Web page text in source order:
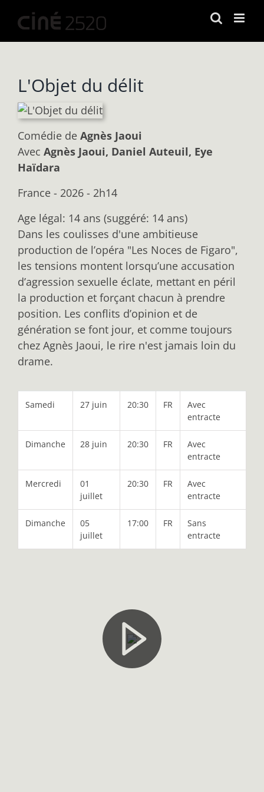
contenu
L'Objet du délit
Comédie de Agnès Jaoui
Avec Agnès Jaoui, Daniel Auteuil, Eye
Haïdara
France - 2026 - 2h14
Age légal: 14 ans (suggéré: 14 ans)
Dans les coulisses d'une ambitieuse
production de l’opéra "Les Noces de Figaro",
les tensions montent lorsqu’une accusation
d’agression sexuelle éclate, mettant en péril
la production et forçant chacun à prendre
position. Les conflits d’opinion et de
génération se font jour, et comme toujours
chez Agnès Jaoui, le rire n'est jamais loin du
drame.
Samedi 27 juin 20:30 FR
Avec
entracte
Dimanche 28 juin 20:30 FR
Avec
entracte
Mercredi
01
juillet
20:30 FR
Avec
entracte
Dimanche
05
juillet
17:00 FR
Sans
entracte